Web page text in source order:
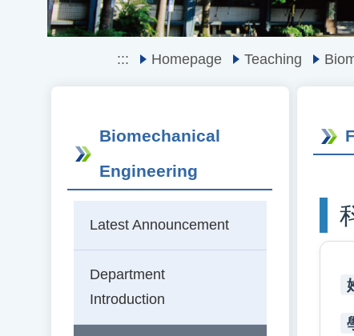
::: Homepage Teaching
Biomechanical
Engineering
Latest Announcement
Department
Introduction